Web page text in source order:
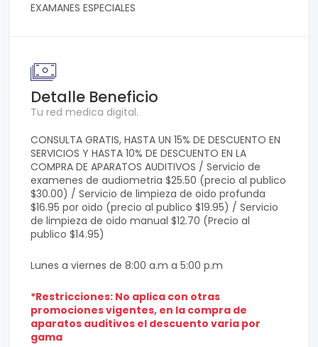
EXAMANES ESPECIALES
Detalle Beneficio
Tu red medica digital.
CONSULTA GRATIS, HASTA UN 15% DE DESCUENTO EN
SERVICIOS Y HASTA 10% DE DESCUENTO EN LA
COMPRA DE APARATOS AUDITIVOS / Servicio de
examenes de audiometria $25.50 (precio al publico
$30.00) / Servicio de limpieza de oido profunda
$16.95 por oido (precio al publico $19.95) / Servicio
de limpieza de oido manual $12.70 (Precio al
publico $14.95)
Lunes a viernes de 8:00 a.m a 5:00 p.m
*Restricciones: No aplica con otras
promociones vigentes, en la compra de
aparatos auditivos el descuento varia por
gama